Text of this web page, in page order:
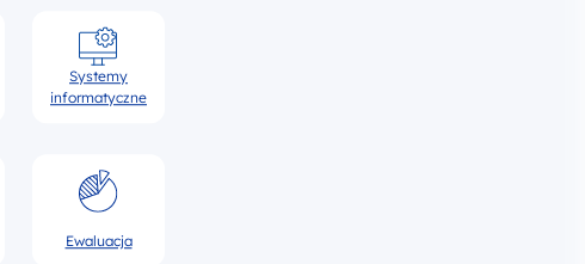
Systemy
informatyczne
Ewaluacja